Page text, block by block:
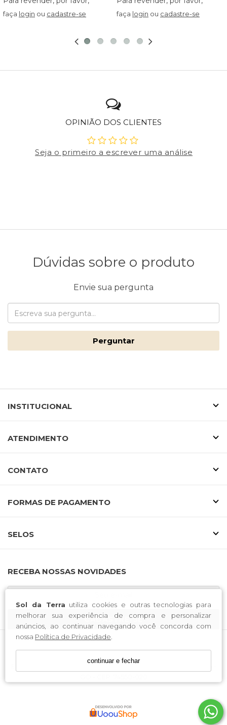
Sol da Terra utiliza cookies e outras tecnologias para
melhorar sua experiência de compra e personalizar
anúncios, ao continuar navegando você concorda com
nossa Política de Privacidade.
continuar e fechar
faça login ou cadastre-se faça login ou cadastre-se
OPINIÃO DOS CLIENTES
Seja o primeiro a escrever uma análise
Dúvidas sobre o produto
Envie sua pergunta
Perguntar
INSTITUCIONAL
ATENDIMENTO
CONTATO
FORMAS DE PAGAMENTO
SELOS
RECEBA NOSSAS NOVIDADES
CADASTRE-SE